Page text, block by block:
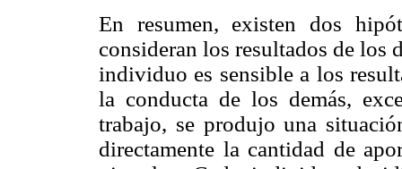
En resumen, existen dos
consideran los resultados de los
individuo es sensible a los
la conducta de los demás,
trabajo, se produjo una
directamente la cantidad de